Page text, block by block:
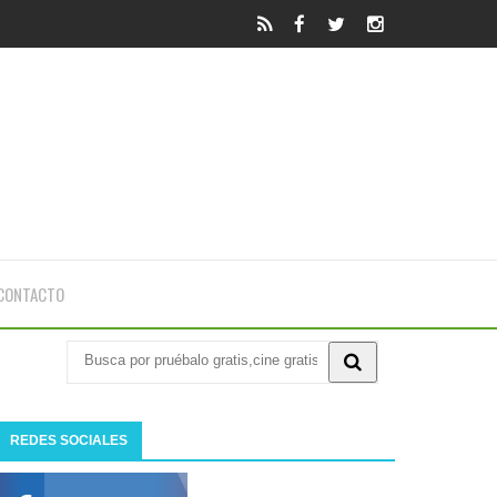
REDES SOCIALES